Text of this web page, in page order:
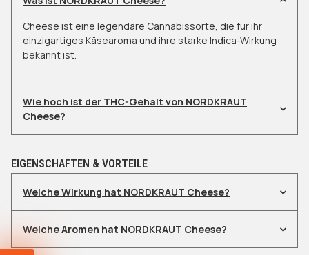
Cheese ist eine legendäre Cannabissorte, die für ihr
einzigartiges Käsearoma und ihre starke Indica-Wirkung
bekannt ist.
Wie hoch ist der THC-Gehalt von NORDKRAUT
Cheese?
EIGENSCHAFTEN & VORTEILE
Welche Wirkung hat NORDKRAUT Cheese?
Welche Aromen hat NORDKRAUT Cheese?